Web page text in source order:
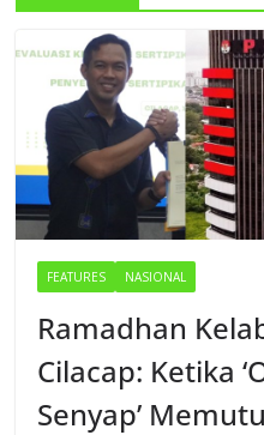
FEATURES NASIONAL
Ramadhan
Cilacap: Ketika
Senyap’